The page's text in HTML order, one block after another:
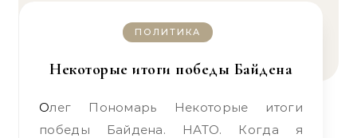
ПОЛИТИКА
Некоторые итоги победы Байдена
Олег Пономарь Некоторые итоги
победы Байдена. НАТО. Когда я